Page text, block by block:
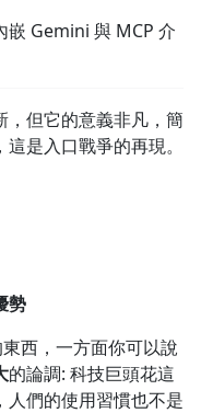
Gemini 與 MCP 介
但它的意義非凡，簡
是入口戰爭的再現。
勢
西，一方面你可以說
的論調: 科技巨頭花這
人們的使用習慣也不是